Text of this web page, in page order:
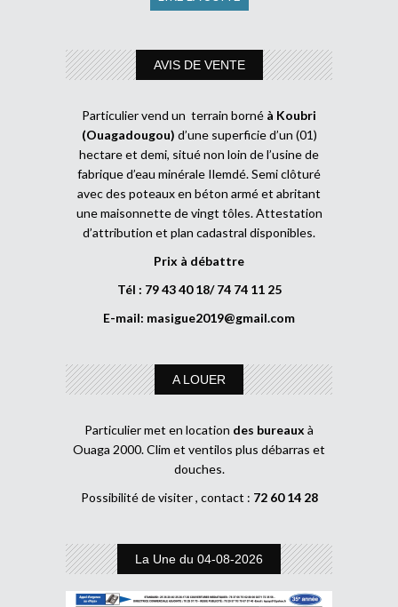
AVIS DE VENTE
Particulier vend un terrain borné à Koubri
(Ouagadougou) d’une superficie d’un (01)
hectare et demi, situé non loin de l’usine de
fabrique d’eau minérale Ilemdé. Semi clôturé
avec des poteaux en béton armé et abritant
une maisonnette de vingt tôles. Attestation
d’attribution et plan cadastral disponibles.
Prix à débattre
Tél : 79 43 40 18/ 74 74 11 25
E-mail: masigue2019@gmail.com
A LOUER
Particulier met en location des bureaux à
Ouaga 2000. Clim et ventilos plus débarras et
douches.
Possibilité de visiter , contact : 72 60 14 28
La Une du 04-08-2026